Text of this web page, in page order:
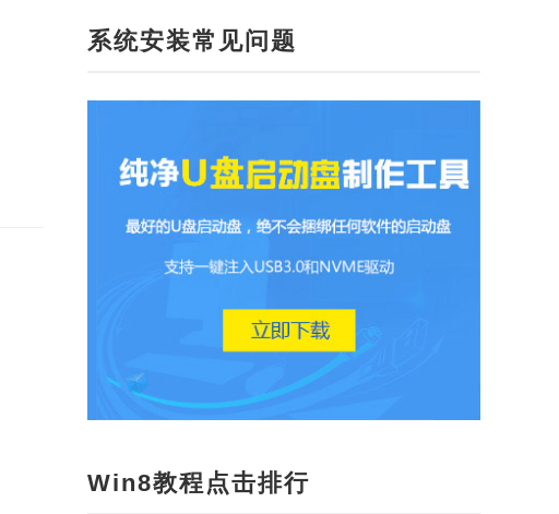
系统安装常见问题
Win8教程点击排行